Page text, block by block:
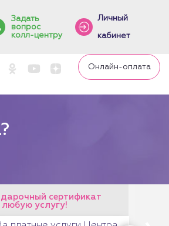
Задать
вопрос
колл-центру
Личный
кабинет
Онлайн-оплата